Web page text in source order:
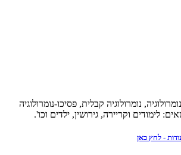
נומרולוגיה קבלית, פסיכו-נומרולוגיה
לימודים וקריירה, גירושין, ילדים וכו'.
- לחץ כאן